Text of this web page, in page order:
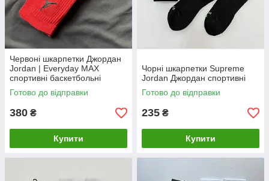
Червоні шкарпетки Джордан
Jordan | Everyday MAX
спортивні баскетбольні
Готово до відправки
380 ₴
Купити
Чорні шкарпетки Supreme
Jordan Джордан спортивні
Готово до відправки
235 ₴
Купити